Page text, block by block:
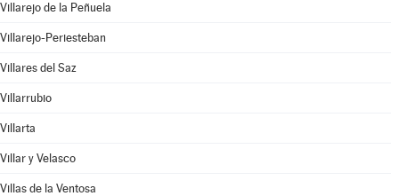
Villarejo de la Peñuela
Villarejo-Periesteban
Villares del Saz
Villarrubio
Villarta
Villar y Velasco
Villas de la Ventosa